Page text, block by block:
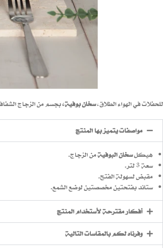
للحفلات في الهواء الطلاق،سخان بوفية،بجسم من الزجاج الشفاف، بتصميم أنيق
مواصفات يتميز بها المنتج
هيكلسخان البوفيةمن الزجاج.
سعة 3 لتر.
مقبض لسهولة الفتح.
ستاند بفتحتين مخصصتين لوضع الشمع.
أفكار مقترحة لأستخدام المنتج
وفرناه لكم بالمقاسات التالية